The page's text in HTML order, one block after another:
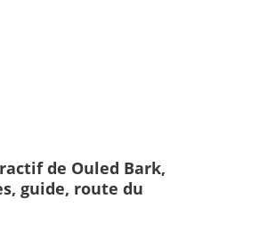
de Ouled Bark,
guide, route du